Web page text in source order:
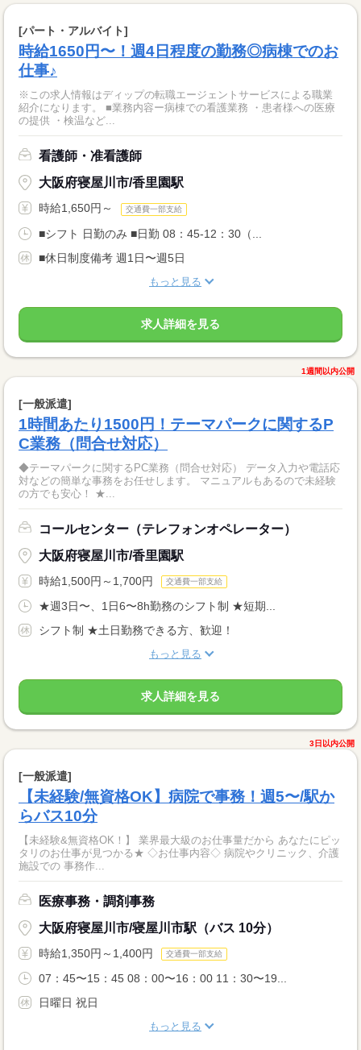
[パート・アルバイト]
時給1650円〜！週4日程度の勤務◎病棟でのお
仕事♪
※この求人情報はディップの転職エージェントサービスによる職業
紹介になります。 ■業務内容ー病棟での看護業務 ・患者様への医療
の提供 ・検温など...
看護師・准看護師
大阪府寝屋川市/香里園駅
時給1,650円～ 交通費一部支給
■シフト 日勤のみ ■日勤 08：45-12：30（...
■休日制度備考 週1日〜週5日
もっと見る
求人詳細を見る
1週間以内公開
[一般派遣]
1時間あたり1500円！テーマパークに関するP
C業務（問合せ対応）
◆テーマパークに関するPC業務（問合せ対応） データ入力や電話応
対などの簡単な事務をお任せします。 マニュアルもあるので未経験
の方でも安心！ ★...
コールセンター（テレフォンオペレーター）
大阪府寝屋川市/香里園駅
時給1,500円～1,700円 交通費一部支給
★週3日〜、1日6〜8h勤務のシフト制 ★短期...
シフト制 ★土日勤務できる方、歓迎！
もっと見る
求人詳細を見る
3日以内公開
[一般派遣]
【未経験/無資格OK】病院で事務！週5〜/駅か
らバス10分
【未経験&無資格OK！】 業界最大級のお仕事量だから あなたにピッ
タリのお仕事が見つかる★ ◇お仕事内容◇ 病院やクリニック、介護
施設での 事務作...
医療事務・調剤事務
大阪府寝屋川市/寝屋川市駅（バス 10分）
時給1,350円～1,400円 交通費一部支給
07：45〜15：45 08：00〜16：00 11：30〜19...
日曜日 祝日
もっと見る